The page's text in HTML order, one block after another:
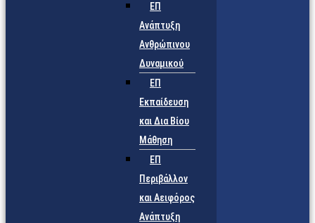
ΕΠ
Ανάπτυξη
Ανθρώπινου
Δυναμικού
ΕΠ
Εκπαίδευση
και Δια Βίου
Μάθηση
ΕΠ
Περιβάλλον
και Αειφόρος
Ανάπτυξη